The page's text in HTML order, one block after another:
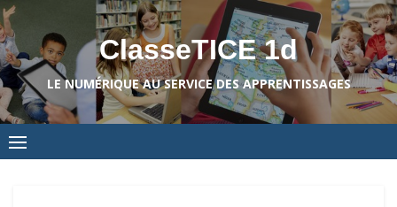
Skip
to
content
ClasseTICE 1d
LE NUMÉRIQUE AU SERVICE DES APPRENTISSAGES